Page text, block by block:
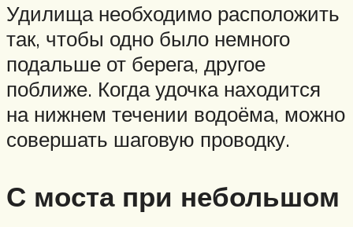
Удилища необходимо расположить
так, чтобы одно было немного
подальше от берега, другое
поближе. Когда удочка находится
на нижнем течении водоёма, можно
совершать шаговую проводку.
С моста при небольшом